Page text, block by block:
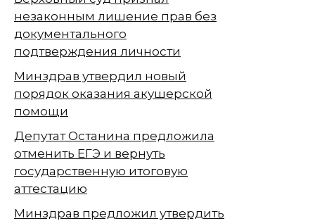
незаконным лишение прав без
документального
подтверждения личности
Минздрав утвердил новый
порядок оказания акушерской
помощи
Депутат Останина предложила
отменить ЕГЭ и вернуть
государственную итоговую
аттестацию
Минздрав предложил утвердить